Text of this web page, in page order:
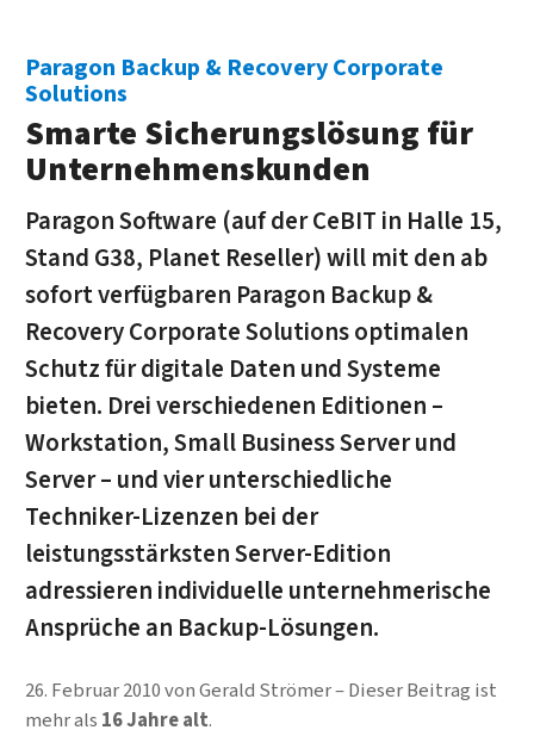
Paragon Backup & Recovery Corporate
Solutions
Smarte Sicherungslösung für
Unternehmenskunden
Paragon Software (auf der CeBIT in Halle 15,
Stand G38, Planet Reseller) will mit den ab
sofort verfügbaren Paragon Backup &
Recovery Corporate Solutions optimalen
Schutz für digitale Daten und Systeme
bieten. Drei verschiedenen Editionen –
Workstation, Small Business Server und
Server – und vier unterschiedliche
Techniker-Lizenzen bei der
leistungsstärksten Server-Edition
adressieren individuelle unternehmerische
Ansprüche an Backup-Lösungen.
26. Februar 2010vonGerald Strömer
Dieser Beitrag ist
mehr als 16 Jahre alt.